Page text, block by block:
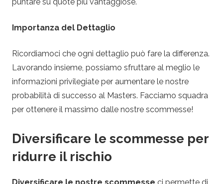
Importanza del Dettaglio
Ricordiamoci che ogni dettaglio può fare la differenza.
Lavorando insieme, possiamo sfruttare al meglio le
informazioni privilegiate per aumentare le nostre
probabilità di successo al Masters. Facciamo squadra
per ottenere il massimo dalle nostre scommesse!
Diversificare le scommesse per
ridurre il rischio